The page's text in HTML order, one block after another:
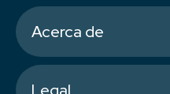
Acerca de